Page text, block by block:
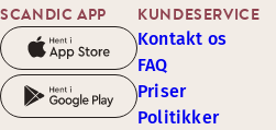
SCANDIC APP KUNDESERVICE
Kontakt os
FAQ
Priser
Politikker